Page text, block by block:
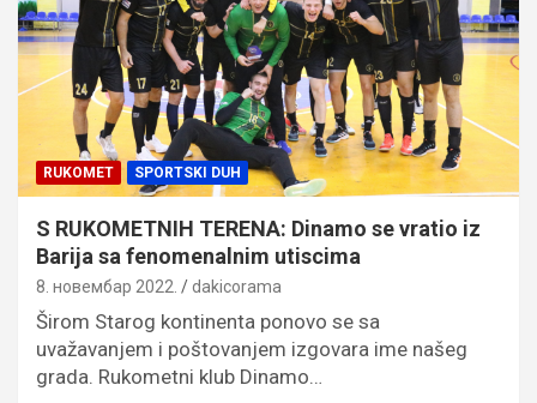
RUKOMET SPORTSKI DUH
S RUKOMETNIH TERENA: Dinamo se vratio iz
Barija sa fenomenalnim utiscima
8. новембар 2022. dakicorama
Širom Starog kontinenta ponovo se sa
uvažavanjem i poštovanjem izgovara ime našeg
grada. Rukometni klub Dinamo…